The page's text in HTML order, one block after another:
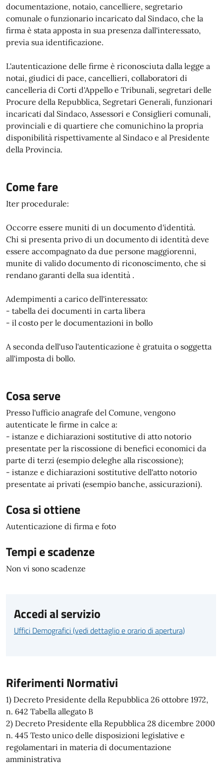
documentazione, notaio, cancelliere, segretario
comunale o funzionario incaricato dal Sindaco, che la
firma è stata apposta in sua presenza dall'interessato,
previa sua identificazione.
L'autenticazione delle firme è riconosciuta dalla legge a
notai, giudici di pace, cancellieri, collaboratori di
cancelleria di Corti d'Appello e Tribunali, segretari delle
Procure della Repubblica, Segretari Generali, funzionari
incaricati dal Sindaco, Assessori e Consiglieri comunali,
provinciali e di quartiere che comunichino la propria
disponibilità rispettivamente al Sindaco e al Presidente
della Provincia.
Come fare
Iter procedurale:
Occorre essere muniti di un documento d'identità.
Chi si presenta privo di un documento di identità deve
essere accompagnato da due persone maggiorenni,
munite di valido documento di riconoscimento, che si
rendano garanti della sua identità .
Adempimenti a carico dell'interessato:
- tabella dei documenti in carta libera
- il costo per le documentazioni in bollo
A seconda dell'uso l'autenticazione è gratuita o soggetta
all'imposta di bollo.
Cosa serve
Presso l'ufficio anagrafe del Comune, vengono
autenticate le firme in calce a:
- istanze e dichiarazioni sostitutive di atto notorio
presentate per la riscossione di benefici economici da
parte di terzi (esempio deleghe alla riscossione);
- istanze e dichiarazioni sostitutive dell'atto notorio
presentate ai privati (esempio banche, assicurazioni).
Cosa si ottiene
Autenticazione di firma e foto
Tempi e scadenze
Non vi sono scadenze
Accedi al servizio
Uffici Demografici (vedi dettaglio e orario di apertura)
Riferimenti Normativi
1) Decreto Presidente della Repubblica 26 ottobre 1972,
n. 642 Tabella allegato B
2) Decreto Presidente ella Repubblica 28 dicembre 2000
n. 445 Testo unico delle disposizioni legislative e
regolamentari in materia di documentazione
amministrativa